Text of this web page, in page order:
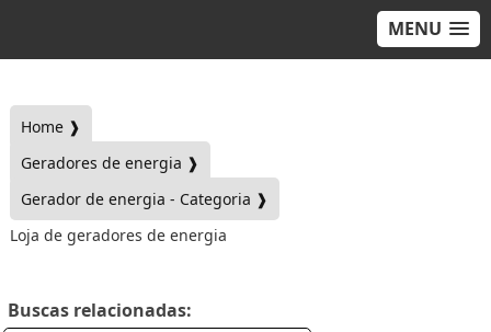
MENU
Home ❱
Geradores de energia ❱
Gerador de energia - Categoria ❱
Loja de geradores de energia
Buscas relacionadas: